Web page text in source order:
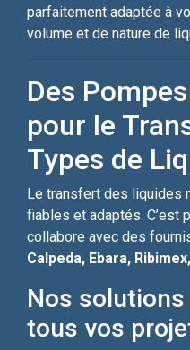
parfaitement adaptée à
volume et de nature de
Des
pour le
Types de
Le transfert des liquides
fiables et adaptés. C’est
collabore avec des
Calpeda, Ebara,
Nos
tous vos